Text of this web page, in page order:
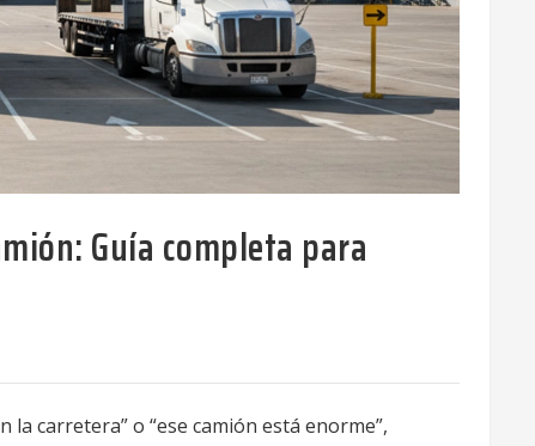
Guía completa para
carretera” o “ese camión está enorme”,